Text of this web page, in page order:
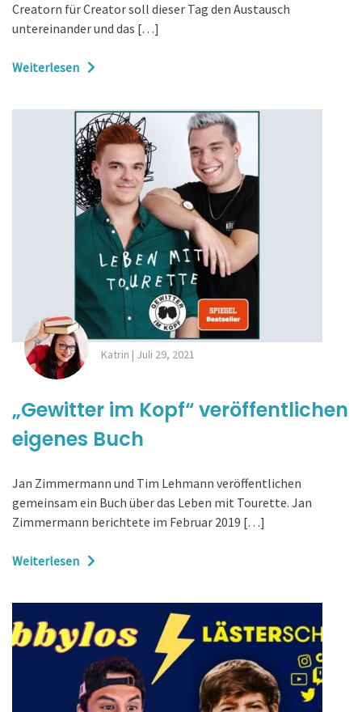
Creatorn für Creator soll dieser Tag den Austausch
untereinander und das […]
Weiterlesen
Katrin | Juli 29, 2021
„Gewitter im Kopf“ veröffentlichen
eigenes Buch
Jan Zimmermann und Tim Lehmann veröffentlichen
gemeinsam ein Buch über das Leben mit Tourette. Jan
Zimmermann berichtete im Februar 2019 […]
Weiterlesen